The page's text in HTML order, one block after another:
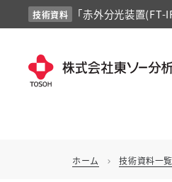
技術資料 「赤外分光装置
ホーム chevron_right 技術資料一覧